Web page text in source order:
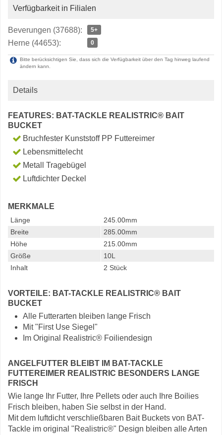
Verfügbarkeit in Filialen
Beverungen (37688): 5+
Herne (44653): 0
Bitte berücksichtigen Sie, dass sich die Verfügbarkeit über den Tag hinweg laufend
ändern kann.
Details
FEATURES: BAT-TACKLE REALISTRIC® BAIT
BUCKET
Bruchfester Kunststoff PP Futtereimer
Lebensmittelecht
Metall Tragebügel
Luftdichter Deckel
MERKMALE
Länge
245.00mm
Breite
285.00mm
Höhe
215.00mm
Größe
10L
Inhalt
2 Stück
VORTEILE: BAT-TACKLE REALISTRIC® BAIT
BUCKET
Alle Futterarten bleiben lange Frisch
Mit "First Use Siegel"
Im Original Realistric® Foiliendesign
ANGELFUTTER BLEIBT IM BAT-TACKLE
FUTTEREIMER REALISTRIC BESONDERS LANGE
FRISCH
Wie lange Ihr Futter, Ihre Pellets oder auch Ihre Boilies
Frisch bleiben, haben Sie selbst in der Hand.
Mit dem luftdicht verschließbaren Bait Buckets von BAT-
Tackle im original "Realistric®" Design bleiben alle Arten